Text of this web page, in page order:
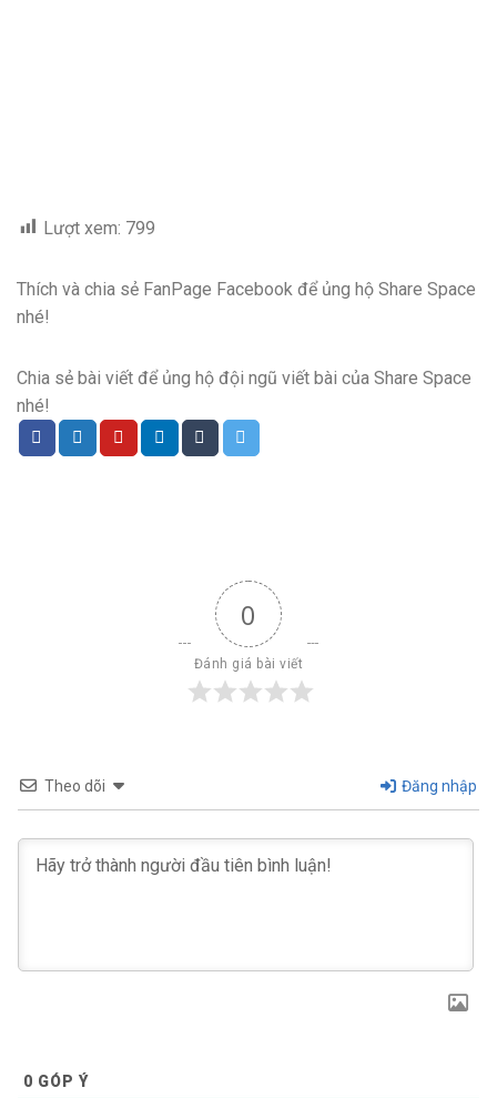
Lượt xem: 799
Thích và chia sẻ FanPage Facebook để ủng hộ Share Space
nhé!
Chia sẻ bài viết để ủng hộ đội ngũ viết bài của Share Space
nhé!
0
Đánh giá bài viết
Theo dõi Đăng nhập
0 GÓP Ý